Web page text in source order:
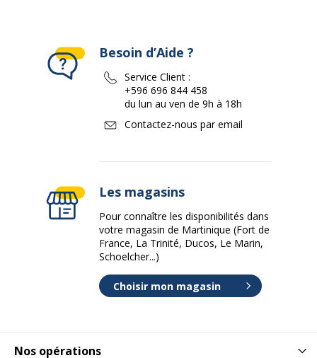
Nos opérations
Besoin d’Aide ?
Service Client :
+596 696 844 458
du lun au ven de 9h à 18h
Contactez-nous par email
Les magasins
Pour connaître les disponibilités dans
votre magasin de Martinique (Fort de
France, La Trinité, Ducos, Le Marin,
Schoelcher...)
Choisir mon magasin